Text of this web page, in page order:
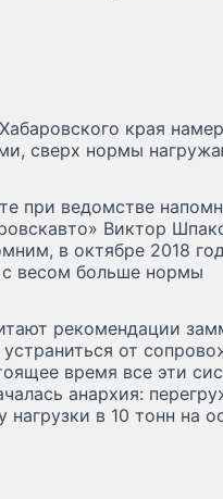
края
сверх нормы
при ведомстве
Виктор
в октябре 2018
с весом больше нормы
рекомендации
от
время все эти
анархия:
в 10 тонн на